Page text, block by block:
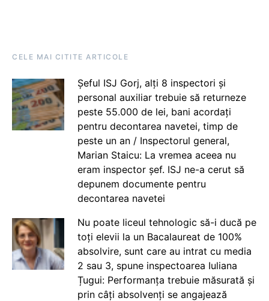
CELE MAI CITITE ARTICOLE
Șeful ISJ Gorj, alți 8 inspectori și
personal auxiliar trebuie să returneze
peste 55.000 de lei, bani acordați
pentru decontarea navetei, timp de
peste un an / Inspectorul general,
Marian Staicu: La vremea aceea nu
eram inspector șef. ISJ ne-a cerut să
depunem documente pentru
decontarea navetei
Nu poate liceul tehnologic să-i ducă pe
toți elevii la un Bacalaureat de 100%
absolvire, sunt care au intrat cu media
2 sau 3, spune inspectoarea Iuliana
Țugui: Performanța trebuie măsurată și
prin câți absolvenți se angajează